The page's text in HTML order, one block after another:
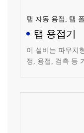
탭 자동 용접, 탭
탭 용접기
이 설비는 파우치형 리튬 배터리 자동 용접기로 위치
정, 용접, 검측 등